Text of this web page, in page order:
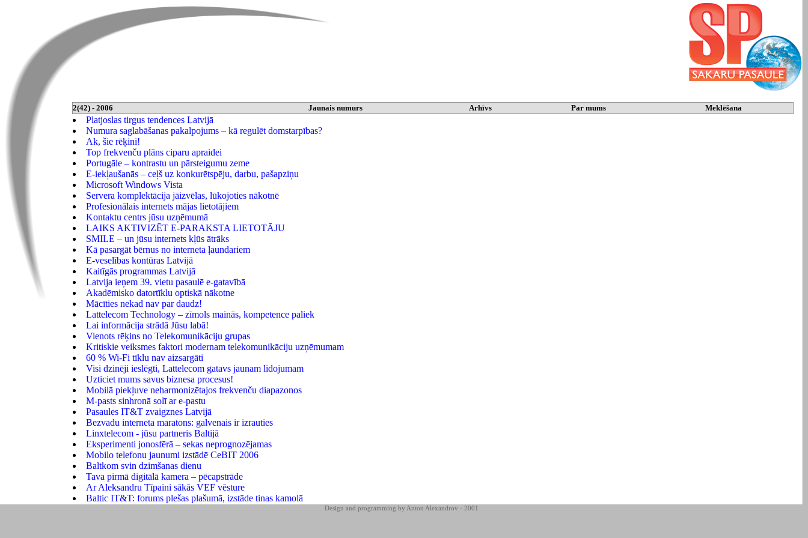
2(42) - 2006 Jaunais numurs Arhīvs Par mums Meklēšana
Platjoslas tirgus tendences Latvijā
Numura saglabāšanas pakalpojums – kā regulēt domstarpības?
Ak, šie rēķini!
Top frekvenču plāns ciparu apraidei
Portugāle – kontrastu un pārsteigumu zeme
E-iekļaušanās – ceļš uz konkurētspēju, darbu, pašapziņu
Microsoft Windows Vista
Servera komplektācija jāizvēlas, lūkojoties nākotnē
Profesionālais internets mājas lietotājiem
Kontaktu centrs jūsu uzņēmumā
LAIKS AKTIVIZĒT E-PARAKSTA LIETOTĀJU
SMILE – un jūsu internets kļūs ātrāks
Kā pasargāt bērnus no interneta ļaundariem
E-veselības kontūras Latvijā
Kaitīgās programmas Latvijā
Latvija ieņem 39. vietu pasaulē e-gatavībā
Akadēmisko datortīklu optiskā nākotne
Mācīties nekad nav par daudz!
Lattelecom Technology – zīmols mainās, kompetence paliek
Lai informācija strādā Jūsu labā!
Vienots rēķins no Telekomunikāciju grupas
Kritiskie veiksmes faktori modernam telekomunikāciju uzņēmumam
60 % Wi-Fi tīklu nav aizsargāti
Visi dzinēji ieslēgti, Lattelecom gatavs jaunam lidojumam
Uzticiet mums savus biznesa procesus!
Mobilā piekļuve neharmonizētajos frekvenču diapazonos
M-pasts sinhronā solī ar e-pastu
Pasaules IT&T zvaigznes Latvijā
Bezvadu interneta maratons: galvenais ir izrauties
Linxtelecom - jūsu partneris Baltijā
Eksperimenti jonosfērā – sekas neprognozējamas
Mobilo telefonu jaunumi izstādē CeBIT 2006
Baltkom svin dzimšanas dienu
Tava pirmā digitālā kamera – pēcapstrāde
Ar Aleksandru Tīpaini sākās VEF vēsture
Baltic IT&T: forums plešas plašumā, izstāde tinas kamolā
Design and programming by Anton Alexandrov - 2001